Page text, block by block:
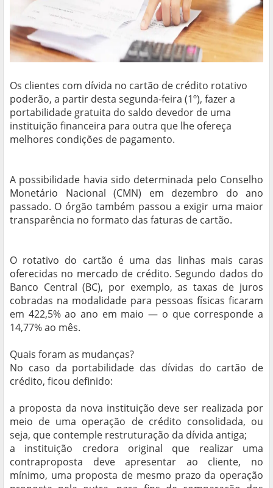
Os clientes com dívida no cartão de crédito rotativo
poderão, a partir desta segunda-feira (1º), fazer a
portabilidade gratuita do saldo devedor de uma
instituição financeira para outra que lhe ofereça
melhores condições de pagamento.
A possibilidade havia sido determinada pelo Conselho
Monetário Nacional (CMN) em dezembro do ano
passado. O órgão também passou a exigir uma maior
transparência no formato das faturas de cartão.
O rotativo do cartão é uma das linhas mais caras
oferecidas no mercado de crédito. Segundo dados do
Banco Central (BC), por exemplo, as taxas de juros
cobradas na modalidade para pessoas físicas ficaram
em 422,5% ao ano em maio — o que corresponde a
14,77% ao mês.
Quais foram as mudanças?
No caso da portabilidade das dívidas do cartão de
crédito, ficou definido:
a proposta da nova instituição deve ser realizada por
meio de uma operação de crédito consolidada, ou
seja, que contemple restruturação da dívida antiga;
a instituição credora original que realizar uma
contraproposta deve apresentar ao cliente, no
mínimo, uma proposta de mesmo prazo da operação